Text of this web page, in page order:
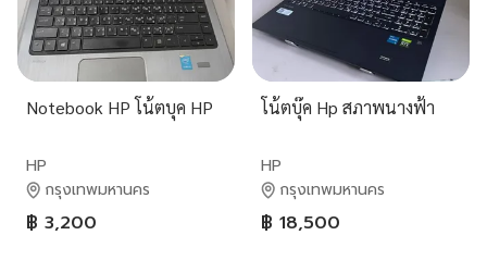
Notebook HP โน้ตบุค HP
HP
กรุงเทพมหานคร
฿ 3,200
โน้ตบุ๊ค Hp สภาพนางฟ้า
HP
กรุงเทพมหานคร
฿ 18,500